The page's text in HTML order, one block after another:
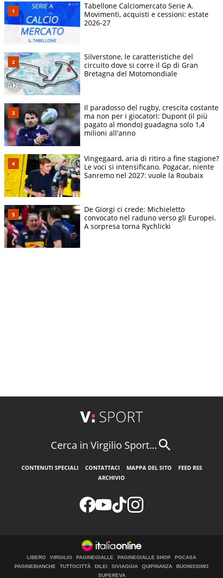
Tabellone Calciomercato Serie A.
Movimenti, acquisti e cessioni: estate
2026-27
Silverstone, le caratteristiche del
circuito dove si corre il Gp di Gran
Bretagna del Motomondiale
Il paradosso del rugby, crescita costante
ma non per i giocatori: Dupont (il più
pagato al mondo) guadagna solo 1,4
milioni all'anno
Vingegaard, aria di ritiro a fine stagione?
Le voci si intensificano. Pogacar, niente
Sanremo nel 2027: vuole la Roubaix
De Giorgi ci crede: Michieletto
convocato nel raduno verso gli Europei.
A sorpresa torna Rychlicki
Cerca in Virgilio Sport...
CONTENUTI SPECIALI CONTATTACI MAPPA DEL SITO
FEED RSS
ARCHIVIO
LIBERO VIRGILIO PAGINEGIALLE PAGINEGIALLE SHOP
PGCASA
PAGINEBIANCHE
TUTTOCITTÀ DILEI SIVIAGGIA QUIFINANZA
BUONISSIMO
SUPEREVA